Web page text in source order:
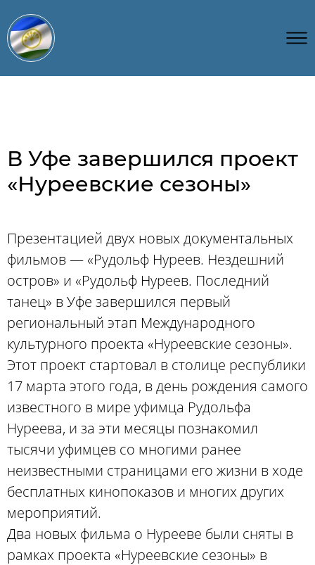
В Уфе завершился проект
«Нуреевские сезоны»
Презентацией двух новых документальных
фильмов — «Рудольф Нуреев. Нездешний
остров» и «Рудольф Нуреев. Последний
танец» в Уфе завершился первый
региональный этап Международного
культурного проекта «Нуреевские сезоны».
Этот проект стартовал в столице республики
17 марта этого года, в день рождения самого
известного в мире уфимца Рудольфа
Нуреева, и за эти месяцы познакомил
тысячи уфимцев со многими ранее
неизвестными страницами его жизни в ходе
бесплатных кинопоказов и многих других
мероприятий.
Два новых фильма о Нурееве были сняты в
рамках проекта «Нуреевские сезоны» в